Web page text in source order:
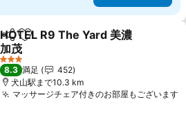
シェアお気に入りに追加
HOTEL R9 The Yard 美濃
加茂
3 ホテルのランク
8.3 満足
452
犬山駅まで10.3 km
マッサージチェア付きのお部屋もございます